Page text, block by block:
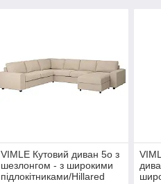
VIMLE Кутовий диван 5o з
шезлонгом - з широкими
підлокітниками/Hillared